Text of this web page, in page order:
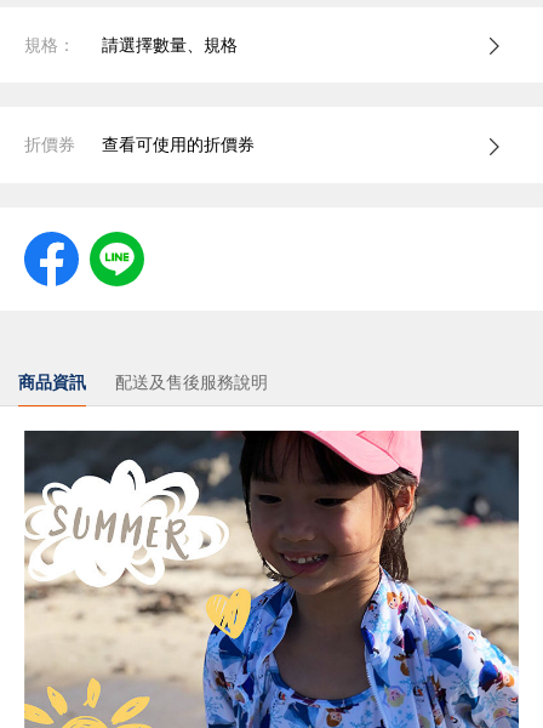
規格： 請選擇數量、規格
折價券 查看可使用的折價券
商品資訊 配送及售後服務說明